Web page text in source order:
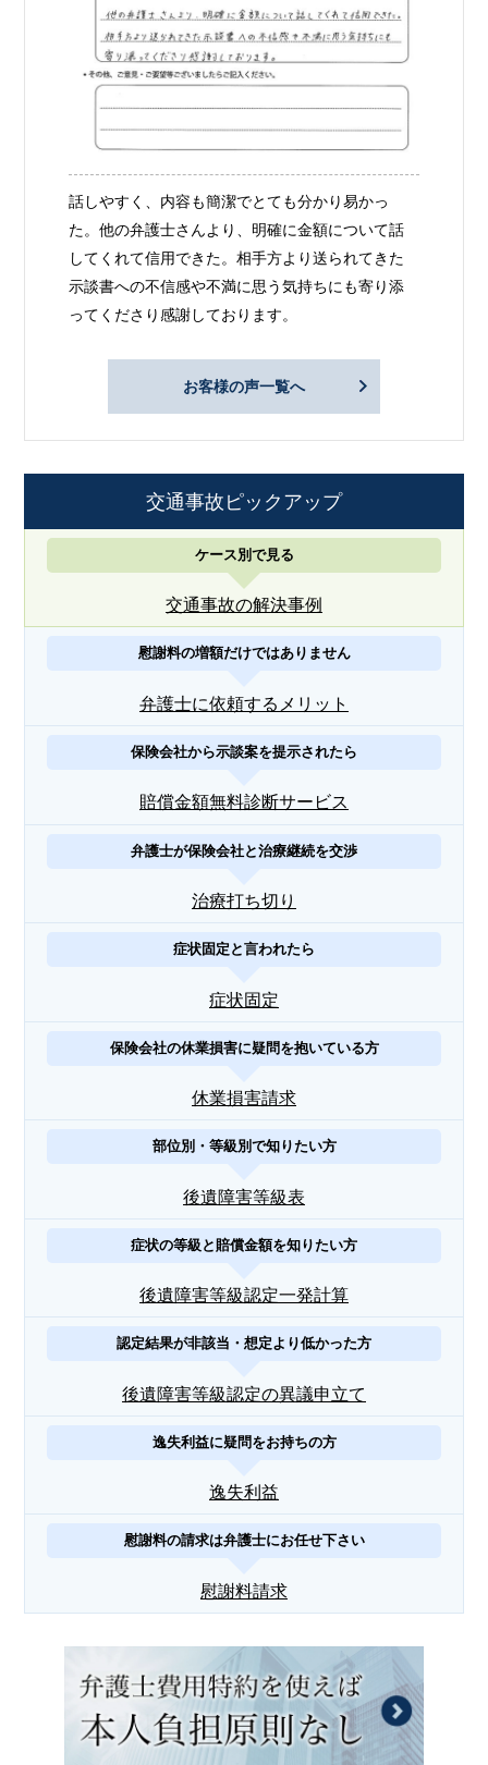
話しやすく、内容も簡潔でとても分かり易かっ
た。他の弁護士さんより、明確に金額について話
してくれて信用できた。相手方より送られてきた
示談書への不信感や不満に思う気持ちにも寄り添
ってくださり感謝しております。
お客様の声一覧へ
交通事故ピックアップ
ケース別で見る
交通事故の解決事例
慰謝料の増額だけではありません
弁護士に依頼するメリット
保険会社から示談案を提示されたら
賠償金額無料診断サービス
弁護士が保険会社と治療継続を交渉
治療打ち切り
症状固定と言われたら
症状固定
保険会社の休業損害に疑問を抱いている方
休業損害請求
部位別・等級別で知りたい方
後遺障害等級表
症状の等級と賠償金額を知りたい方
後遺障害等級認定一発計算
認定結果が非該当・想定より低かった方
後遺障害等級認定の異議申立て
逸失利益に疑問をお持ちの方
逸失利益
慰謝料の請求は弁護士にお任せ下さい
慰謝料請求